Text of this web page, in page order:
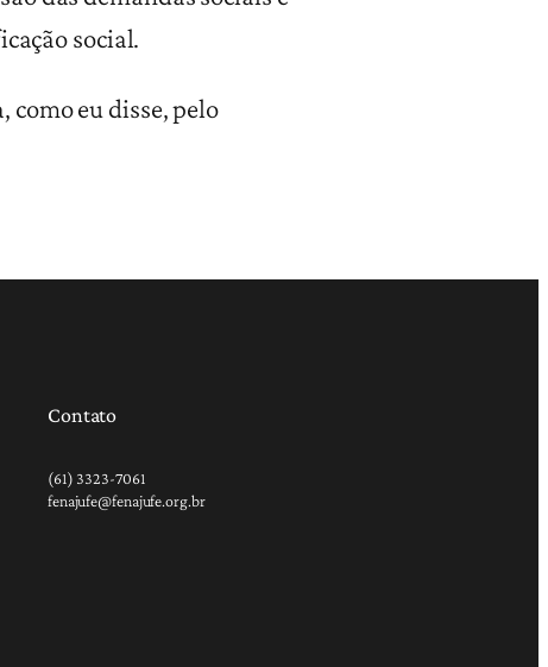
social.
como eu disse, pelo
Contato
(61) 3323-7061
fenajufe@fenajufe.org.br